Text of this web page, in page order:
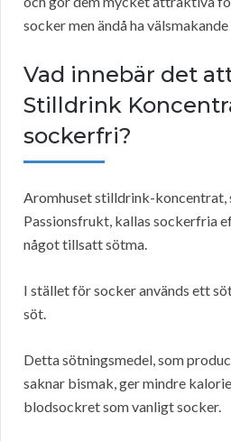
socker men ändå ha
Vad innebär det
Stilldrink
sockerfri?
Aromhuset stilldrink-koncentrat,
Passionsfrukt, kallas sockerfria
något tillsatt sötma.
I stället för socker används ett
söt.
Detta sötningsmedel, som
saknar bismak, ger mindre
blodsockret som vanligt socker.